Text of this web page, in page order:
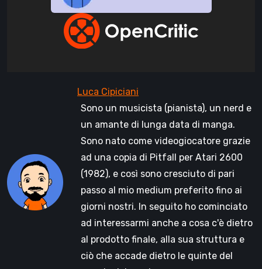
Sono un musicista (pianista), un nerd e
un amante di lunga data di manga.
Sono nato come videogiocatore grazie
ad una copia di Pitfall per Atari 2600
(1982), e così sono cresciuto di pari
passo al mio medium preferito fino ai
giorni nostri. In seguito ho cominciato
ad interessarmi anche a cosa c'è dietro
al prodotto finale, alla sua struttura e
ciò che accade dietro le quinte del